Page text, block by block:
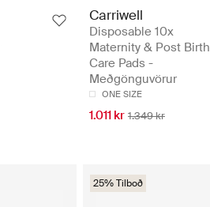
Carriwell
Disposable 10x
Maternity & Post Birth
Care Pads -
Meðgönguvörur
ONE SIZE
1.011 kr 1.349 kr
25% Tilboð